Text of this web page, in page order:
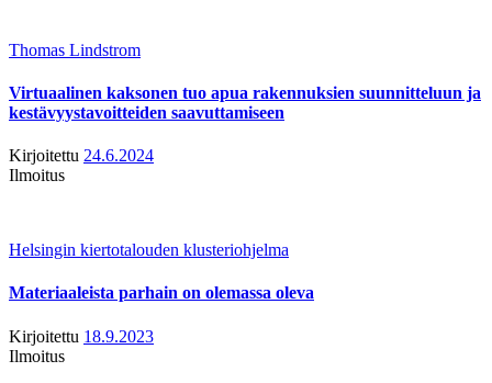
Thomas Lindstrom
Virtuaalinen kaksonen tuo apua rakennuksien suunnitteluun ja
kestävyystavoitteiden saavuttamiseen
Kirjoitettu 24.6.2024
Ilmoitus
Helsingin kiertotalouden klusteriohjelma
Materiaaleista parhain on olemassa oleva
Kirjoitettu 18.9.2023
Ilmoitus